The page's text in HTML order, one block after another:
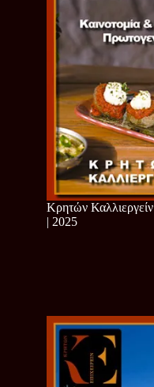
Κρητών Καλλιεργείν
| 2025